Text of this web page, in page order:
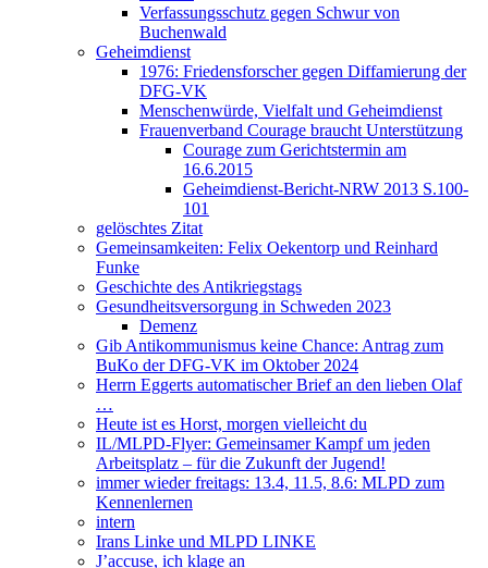
Verfassungsschutz gegen Schwur von
Buchenwald
Geheimdienst
1976: Friedensforscher gegen Diffamierung der
DFG-VK
Menschenwürde, Vielfalt und Geheimdienst
Frauenverband Courage braucht Unterstützung
Courage zum Gerichtstermin am
16.6.2015
Geheimdienst-Bericht-NRW 2013 S.100-
101
gelöschtes Zitat
Gemeinsamkeiten: Felix Oekentorp und Reinhard
Funke
Geschichte des Antikriegstags
Gesundheitsversorgung in Schweden 2023
Demenz
Gib Antikommunismus keine Chance: Antrag zum
BuKo der DFG-VK im Oktober 2024
Herrn Eggerts automatischer Brief an den lieben Olaf
…
Heute ist es Horst, morgen vielleicht du
IL/MLPD-Flyer: Gemeinsamer Kampf um jeden
Arbeitsplatz – für die Zukunft der Jugend!
immer wieder freitags: 13.4, 11.5, 8.6: MLPD zum
Kennenlernen
intern
Irans Linke und MLPD LINKE
J’accuse, ich klage an